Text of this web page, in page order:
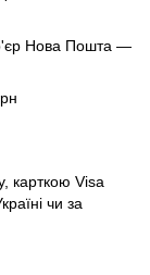
Нова Пошта —
карткою Visa
чи за